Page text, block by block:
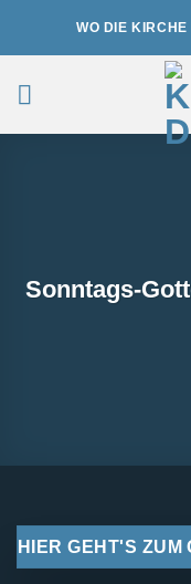
WO DIE
Sonntags-
HIER GEHT'S ZUM